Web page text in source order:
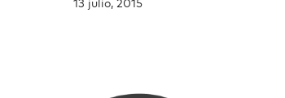
13 julio, 2015